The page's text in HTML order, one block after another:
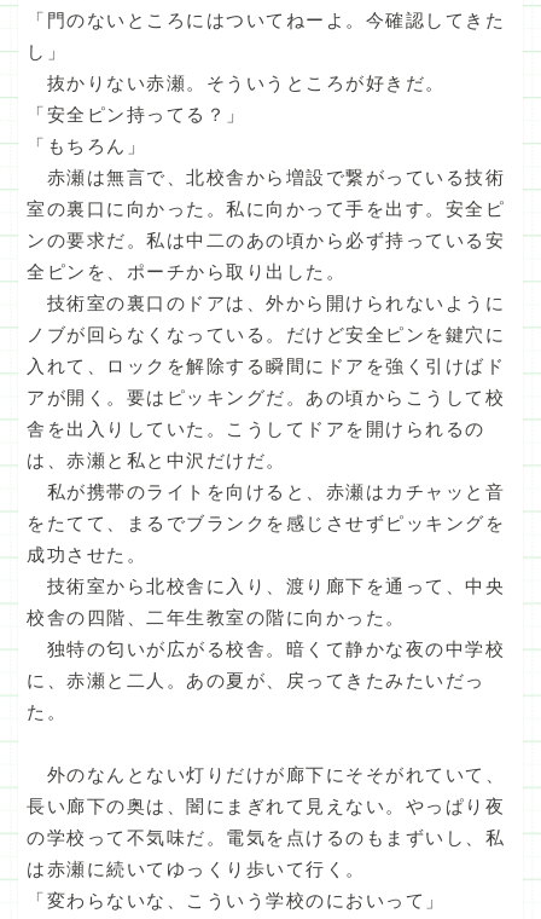
「門のないところにはついてねーよ。今確認してきた
し」
抜かりない赤瀬。そういうところが好きだ。
「安全ピン持ってる？」
「もちろん」
赤瀬は無言で、北校舎から増設で繋がっている技術
室の裏口に向かった。私に向かって手を出す。安全ピ
ンの要求だ。私は中二のあの頃から必ず持っている安
全ピンを、ポーチから取り出した。
技術室の裏口のドアは、外から開けられないように
ノブが回らなくなっている。だけど安全ピンを鍵穴に
入れて、ロックを解除する瞬間にドアを強く引けばド
アが開く。要はピッキングだ。あの頃からこうして校
舎を出入りしていた。こうしてドアを開けられるの
は、赤瀬と私と中沢だけだ。
私が携帯のライトを向けると、赤瀬はカチャッと音
をたてて、まるでブランクを感じさせずピッキングを
成功させた。
技術室から北校舎に入り、渡り廊下を通って、中央
校舎の四階、二年生教室の階に向かった。
独特の匂いが広がる校舎。暗くて静かな夜の中学校
に、赤瀬と二人。あの夏が、戻ってきたみたいだっ
た。
外のなんとない灯りだけが廊下にそそがれていて、
長い廊下の奥は、闇にまぎれて見えない。やっぱり夜
の学校って不気味だ。電気を点けるのもまずいし、私
は赤瀬に続いてゆっくり歩いて行く。
「変わらないな、こういう学校のにおいって」